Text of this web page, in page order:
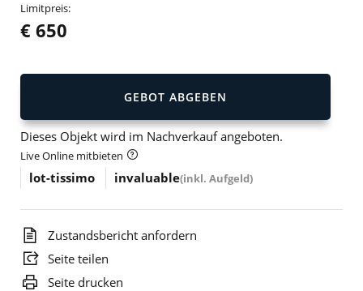
Limitpreis:
€ 650
GEBOT ABGEBEN
Dieses Objekt wird im Nachverkauf angeboten.
Live Online mitbieten
lot-tissimo invaluable(inkl. Aufgeld)
Zustandsbericht anfordern
Seite teilen
Seite drucken